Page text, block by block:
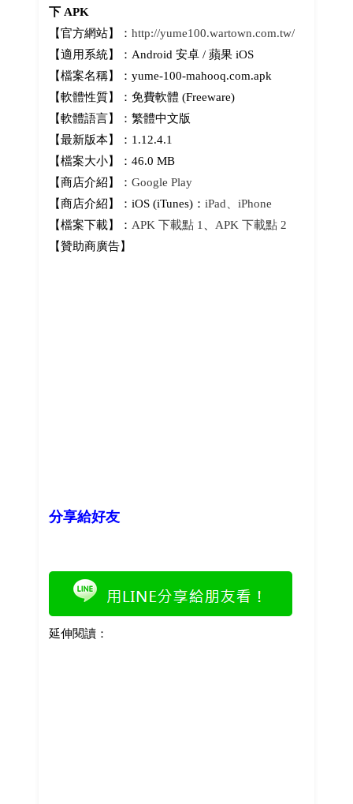
下 APK
【官方網站】： http://yume100.wartown.com.tw/
【適用系統】：Android 安卓 / 蘋果 iOS
【檔案名稱】：yume-100-mahooq.com.apk
【軟體性質】：免費軟體 (Freeware)
【軟體語言】：繁體中文版
【最新版本】：1.12.4.1
【檔案大小】：46.0 MB
【商店介紹】： Google Play
【商店介紹】：iOS (iTunes)： iPad、iPhone
【檔案下載】： APK 下載點 1、 APK 下載點 2
【贊助商廣告】
分享給好友
延伸閱讀：